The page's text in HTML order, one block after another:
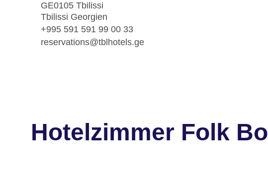
GE0105 Tbilissi
Tbilissi Georgien
+995 591 591 99 00 33
reservations@tblhotels.ge
Hotelzimmer Folk